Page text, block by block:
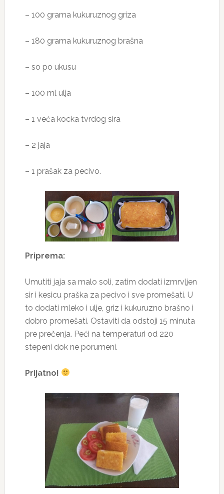
– 100 grama kukuruznog griza
– 180 grama kukuruznog brašna
– so po ukusu
– 100 ml ulja
– 1 veća kocka tvrdog sira
– 2 jaja
– 1 prašak za pecivo.
Priprema:
Umutiti jaja sa malo soli, zatim dodati izmrvljen
sir i kesicu praška za pecivo i sve promešati. U
to dodati mleko i ulje, griz i kukuruzno brašno i
dobro promešati. Ostaviti da odstoji 15 minuta
pre prečenja. Peći na temperaturi od 220
stepeni dok ne porumeni.
Prijatno!